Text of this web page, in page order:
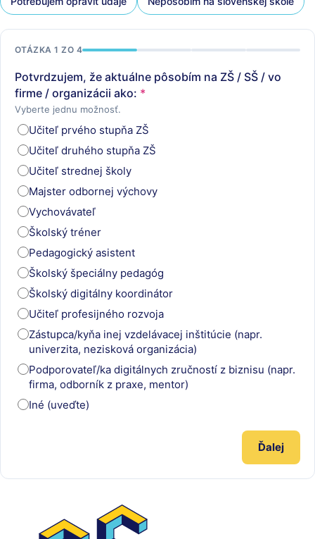
OTÁZKA1 ZO 4
Potvrdzujem, že aktuálne pôsobím na ZŠ / SŠ / vo
firme / organizácii ako: *
Vyberte jednu možnosť.
Učiteľ prvého stupňa ZŠ
Učiteľ druhého stupňa ZŠ
Učiteľ strednej školy
Majster odbornej výchovy
Vychovávateľ
Školský tréner
Pedagogický asistent
Školský špeciálny pedagóg
Školský digitálny koordinátor
Učiteľ profesijného rozvoja
Zástupca/kyňa inej vzdelávacej inštitúcie (napr.
univerzita, nezisková organizácia)
Podporovateľ/ka digitálnych zručností z biznisu (napr.
firma, odborník z praxe, mentor)
Iné (uveďte)
Ďalej